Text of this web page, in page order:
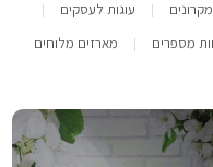
מקרונים | עוגות לעסקים |
מספרים | מארזים מלוחים